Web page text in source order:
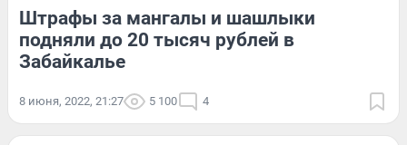
Штрафы за мангалы и шашлыки
подняли до 20 тысяч рублей в
Забайкалье
8 июня, 2022, 21:27 5 100 4